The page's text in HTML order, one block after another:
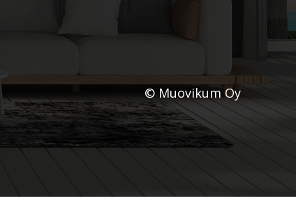
© Muovikum Oy